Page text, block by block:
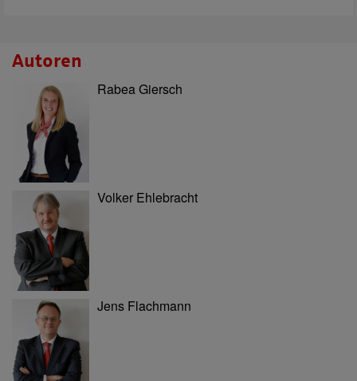
Autoren
Rabea Giersch
Volker Ehlebracht
Jens Flachmann